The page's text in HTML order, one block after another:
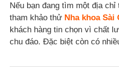
Nếu bạn đang tìm một địa
tham khảo thử Nha khoa Sài
khách hàng tin chọn vì chất
chu đáo. Đặc biệt còn có